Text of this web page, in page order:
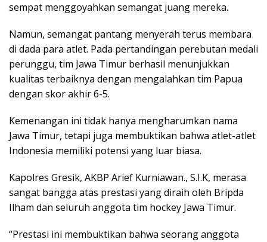
sempat menggoyahkan semangat juang mereka.
Namun, semangat pantang menyerah terus membara
di dada para atlet. Pada pertandingan perebutan medali
perunggu, tim Jawa Timur berhasil menunjukkan
kualitas terbaiknya dengan mengalahkan tim Papua
dengan skor akhir 6-5.
Kemenangan ini tidak hanya mengharumkan nama
Jawa Timur, tetapi juga membuktikan bahwa atlet-atlet
Indonesia memiliki potensi yang luar biasa.
Kapolres Gresik, AKBP Arief Kurniawan., S.I.K, merasa
sangat bangga atas prestasi yang diraih oleh Bripda
Ilham dan seluruh anggota tim hockey Jawa Timur.
“Prestasi ini membuktikan bahwa seorang anggota